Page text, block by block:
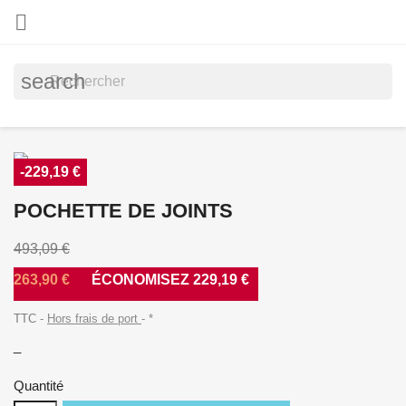

search
-229,19 €
POCHETTE DE JOINTS
493,09 €
263,90 €
ÉCONOMISEZ 229,19 €
TTC Hors frais de port *
Quantité